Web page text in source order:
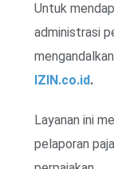
Untuk
administrasi
mengandalkan
IZIN.co.id.
Layanan ini
pelaporan